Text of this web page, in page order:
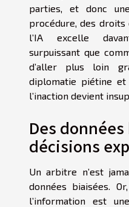
parties, et donc
procédure, des droits
l’IA excelle
surpuissant que
d’aller plus loin
diplomatie piétine
l’inaction devient
Des
décisions
Un arbitre n’est
données biaisées.
l’information est